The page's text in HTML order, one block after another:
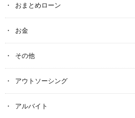
おまとめローン
お金
その他
アウトソーシング
アルバイト